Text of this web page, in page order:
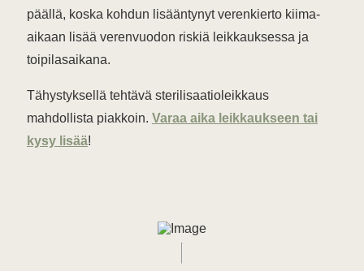
päällä, koska kohdun lisääntynyt verenkierto kiima-
aikaan lisää verenvuodon riskiä leikkauksessa ja
toipilasaikana.
Tähystyksellä tehtävä sterilisaatioleikkaus
mahdollista piakkoin. Varaa aika leikkaukseen tai
kysy lisää!